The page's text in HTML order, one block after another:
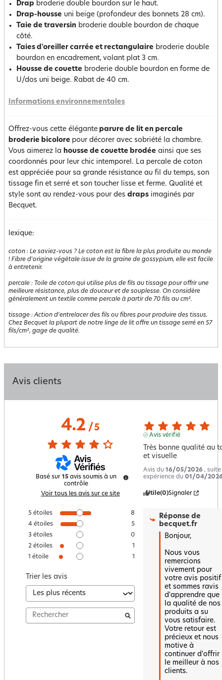
Drap broderie double bourdon sur le haut.
Drap-housse uni beige (profondeur des bonnets 28 cm).
Taie de traversin broderie double bourdon de chaque
côté.
Taies d'oreiller carrée et rectangulaire broderie double
bourdon en encadrement, volant plat 3 cm.
Housse de couette broderie double bourdon en forme de
U/dos uni beige. Rabat de 40 cm.
Informations environnementales
Offrez-vous cette élégante parure de lit en percale
broderie bicolore pour décorer avec sobriété la chambre.
Vous aimerez la housse de couette brodée ainsi que ses
coordonnés pour leur chic intemporel. La percale de coton
est appréciée pour sa grande résistance au fil du temps, son
tissage fin et serré et son toucher lisse et ferme. Qualité et
style sont au rendez-vous pour des draps imaginés par
Becquet.
lexique:
coton : Le saviez-vous ? Le coton est la fibre la plus produite au monde
! Fibre d'origine végétale issue de la graine de gossypium, elle est facile
à entretenir.
percale : Toile de coton qui utilise plus de fils au tissage pour offrir une
meilleure résistance, plus de douceur et de souplesse. On considère
généralement un textile comme percale à partir de 70 fils au cm².
tissage :Action d'entrelacer des fils ou fibres pour produire des tissus.
Chez Becquet la plupart de notre linge de lit offre un tissage serré en 57
fils/cm², gage de qualité.
Avis clients
4.2/ 5
Basé sur 15 avis soumis à un
contrôle
Voir tous les avis sur ce site
5 étoiles
8
4 étoiles
5
3 étoiles
0
2 étoiles
1
1 étoile 1
Trier les avis
Avis vérifié
Très bonne qualité au
et visuelle
Avis du 16/05/2026 , suite
expérience du 01/04/
Utile(0)Signaler
Réponse de
becquet.fr
Bonjour,
Nous vous
remercions
vivement pour
votre avis positif
et sommes ravis
d'apprendre que
la qualité de nos
produits a su
vous satisfaire.
Votre retour est
précieux et nous
motive à
continuer d'offrir
le meilleur à nos
clients.